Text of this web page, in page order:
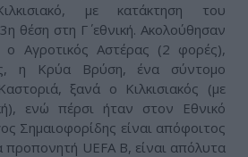
με κατάκτηση του
θέση στη Γ΄ εθνική. Ακολούθησαν
Αγροτικός Αστέρας (2 φορές),
η Κρύα Βρύση, ένα σύντομο
ξανά ο Κιλκισιακός (με
ενώ πέρσι ήταν στον Εθνικό
Σημαιοφορίδης είναι απόφοιτος
UEFA Β, είναι απόλυτα